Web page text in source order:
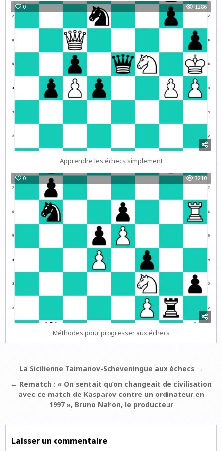
0 1286
Apprendre les échecs simplement
0 3210
Méthodes pour progresser aux échecs
Navigation
de
l’article
La Sicilienne Taimanov-Scheveningue aux échecs →
← Rematch : « On sentait qu’on changeait de civilisation
avec ce match de Kasparov contre un ordinateur en
1997 », Bruno Nahon, le producteur
Laisser un commentaire